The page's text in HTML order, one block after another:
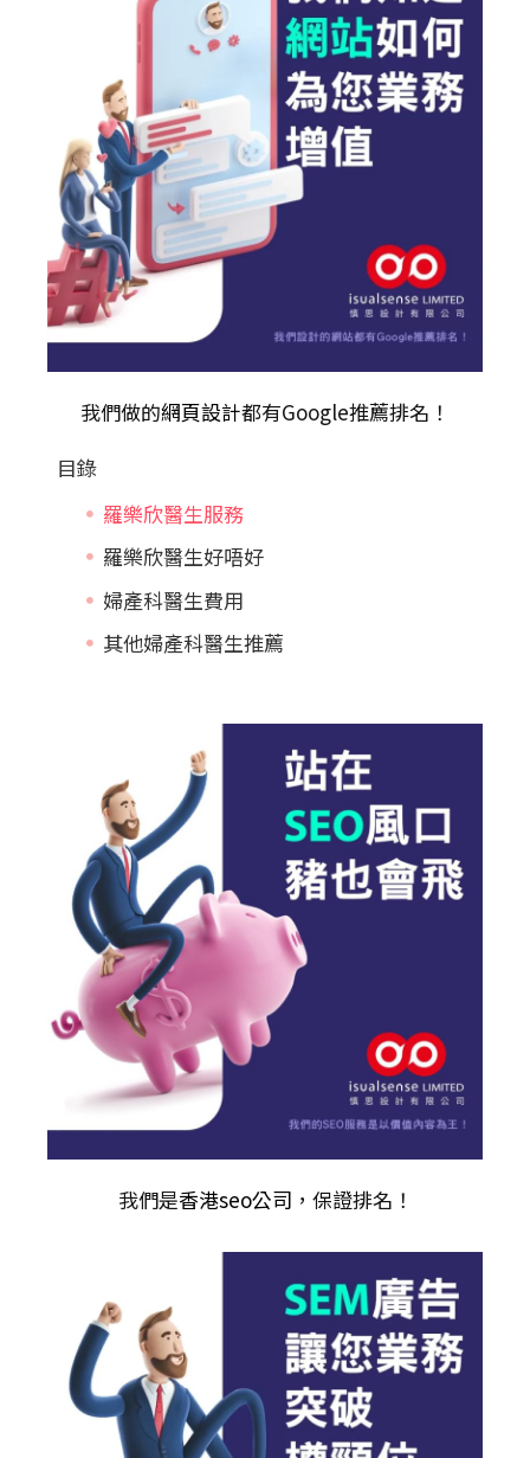
我們做的網頁設計都有Google推薦排名！
目錄
羅樂欣醫生服務
羅樂欣醫生好唔好
婦產科醫生費用
其他婦產科醫生推薦
我們是香港seo公司 ，保證排名！